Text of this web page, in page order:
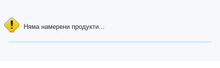
Няма намерени продукти...